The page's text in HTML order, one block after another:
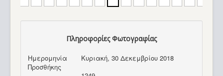
MMX)_12
Πληροφορίες Φωτογραφίας
Ημερομηνία
Προσθήκης
Κυριακή, 30 Δεκεμβρίου 2018